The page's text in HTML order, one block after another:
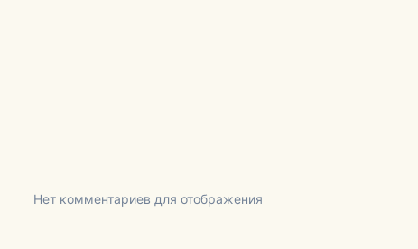
Нет комментариев для отображения